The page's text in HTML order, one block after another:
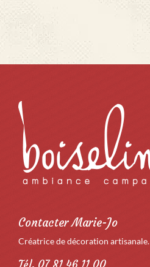
Contacter Marie-Jo
Créatrice de décoration artisanale.